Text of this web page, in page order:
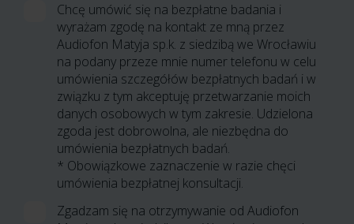
Chcę umówić się na bezpłatne badania i
wyrażam zgodę na kontakt ze mną przez
Audiofon Matyja sp.k. z siedzibą we Wrocławiu
na podany przeze mnie numer telefonu w celu
umówienia szczegółów bezpłatnych badań i w
związku z tym akceptuję przetwarzanie moich
danych osobowych w tym zakresie. Udzielona
zgoda jest dobrowolna, ale niezbędna do
umówienia bezpłatnych badań.
* Obowiązkowe zaznaczenie w razie chęci
umówienia bezpłatnej konsultacji.
Zgadzam się na otrzymywanie od Audiofon